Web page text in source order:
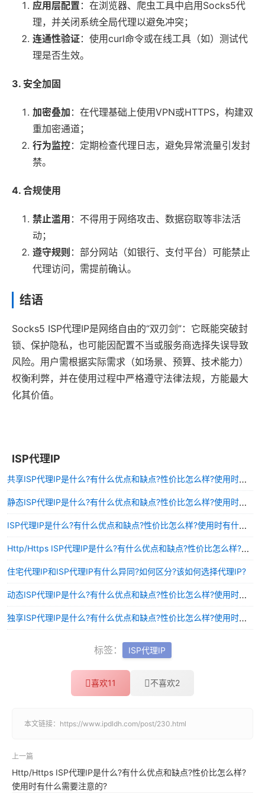
应用层配置 ：在浏览器、爬虫工具中启用Socks5代
理，并关闭系统全局代理以避免冲突；
连通性验证：使用curl命令或在线工具（如）测试代
理是否生效。
3. 安全加固
加密叠加 ：在代理基础上使用VPN或HTTPS，构建双
重加密通道；
行为监控：定期检查代理日志，避免异常流量引发封
禁。
4. 合规使用
禁止滥用 ：不得用于网络攻击、数据窃取等非法活
动；
遵守规则 ：部分网站（如银行、支付平台）可能禁止
代理访问，需提前确认。
结语
Socks5 ISP代理IP是网络自由的“双刃剑”：它既能突破封
锁、保护隐私，也可能因配置不当或服务商选择失误导致
风险。用户需根据实际需求（如场景、预算、技术能力）
权衡利弊，并在使用过程中严格遵守法律法规，方能最大
化其价值。
ISP代理IP
共享ISP代理IP是什么?有什么优点和缺点?性价比怎么样?使用时有什么需要注意的?
静态ISP代理IP是什么?有什么优点和缺点?性价比怎么样?使用时有什么需要注意的?
ISP代理IP是什么?有什么优点和缺点?性价比怎么样?使用时有什么需要注意的?
Http/Https ISP代理IP是什么?有什么优点和缺点?性价比怎么样?使用时有什么需要注意的?
住宅代理IP和ISP代理IP有什么异同?如何区分?该如何选择代理IP?
动态ISP代理IP是什么?有什么优点和缺点?性价比怎么样?使用时有什么需要注意的?
独享ISP代理IP是什么?有什么优点和缺点?性价比怎么样?使用时有什么需要注意的?
标签： ISP代理IP
喜欢11 不喜欢2
本文链接： https://www.ipdldh.com/post/230.html
上一篇
Http/Https ISP代理IP是什么?有什么优点和缺点?性价比怎么样?
使用时有什么需要注意的?